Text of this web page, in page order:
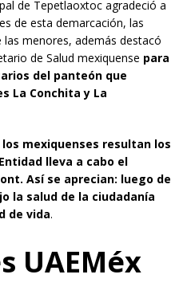
de Tepetlaoxtoc agradeció a
de esta demarcación, las
menores, además destacó
de Salud mexiquense para
del panteón que
La Conchita y La
mexiquenses resultan los
lleva a cabo el
Así se aprecian: luego de
la salud de la ciudadanía
de vida.
UAEMéx